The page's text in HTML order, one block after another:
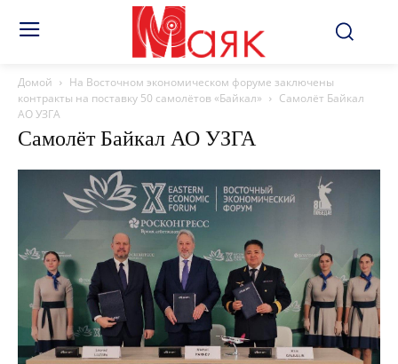
Домой
На Восточном экономическом форуме заключены
контракты на поставку 50 самолётов «Байкал»
Самолёт Байкал
АО УЗГА
Самолёт Байкал АО УЗГА